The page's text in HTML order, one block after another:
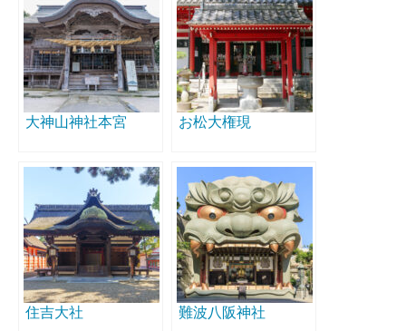
大神山神社本宮 お松大権現
住吉大社 難波八阪神社